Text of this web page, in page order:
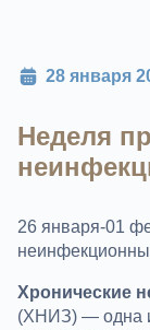
28 января
Неделя
26 января-01
Хронические
(ХНИЗ) — одна